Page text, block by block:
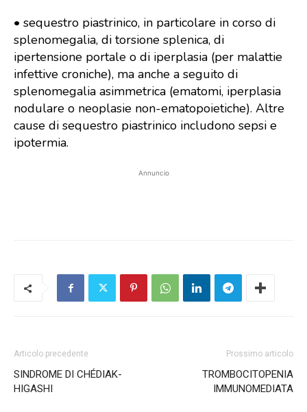
• sequestro piastrinico, in particolare in corso di
splenomegalia, di torsione splenica, di
ipertensione portale o di iperplasia (per malattie
infettive croniche), ma anche a seguito di
splenomegalia asimmetrica (ematomi, iperplasia
nodulare o neoplasie non-ematopoietiche). Altre
cause di sequestro piastrinico includono sepsi e
ipotermia.
Annuncio
Articolo precedente
SINDROME DI CHÉDIAK-
HIGASHI
Prossimo articolo
TROMBOCITOPENIA
IMMUNOMEDIATA